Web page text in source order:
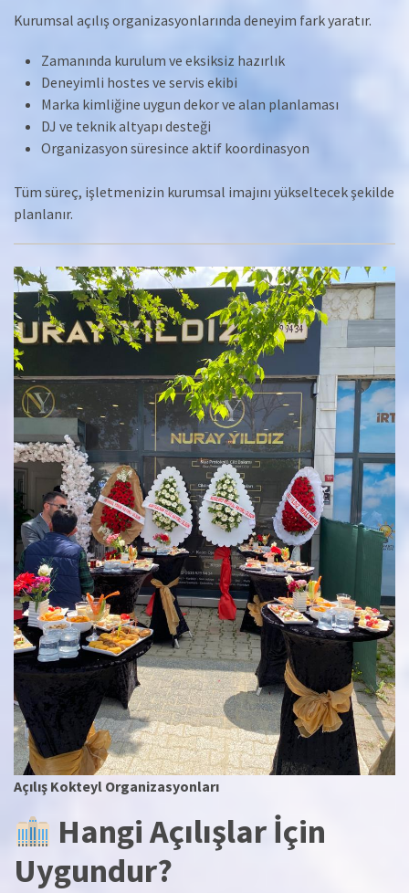
Kurumsal açılış organizasyonlarında deneyim fark yaratır.
Zamanında kurulum ve eksiksiz hazırlık
Deneyimli hostes ve servis ekibi
Marka kimliğine uygun dekor ve alan planlaması
DJ ve teknik altyapı desteği
Organizasyon süresince aktif koordinasyon
Tüm süreç, işletmenizin kurumsal imajını yükseltecek şekilde
planlanır.
Açılış Kokteyl Organizasyonları
Hangi Açılışlar İçin
Uygundur?